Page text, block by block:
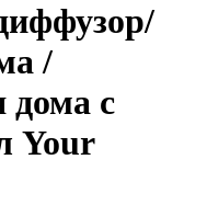
/
дома с
Your